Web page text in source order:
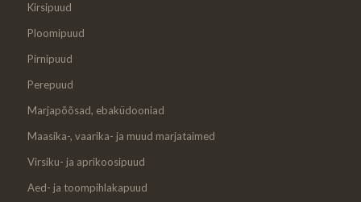
Kirsipuud
Ploomipuud
Pirnipuud
Perepuud
Marjapõõsad, ebaküdooniad
Maasika-, vaarika- ja muud marjataimed
Virsiku- ja aprikoosipuud
Aed- ja toompihlakapuud